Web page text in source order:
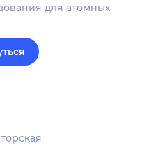
для атомных